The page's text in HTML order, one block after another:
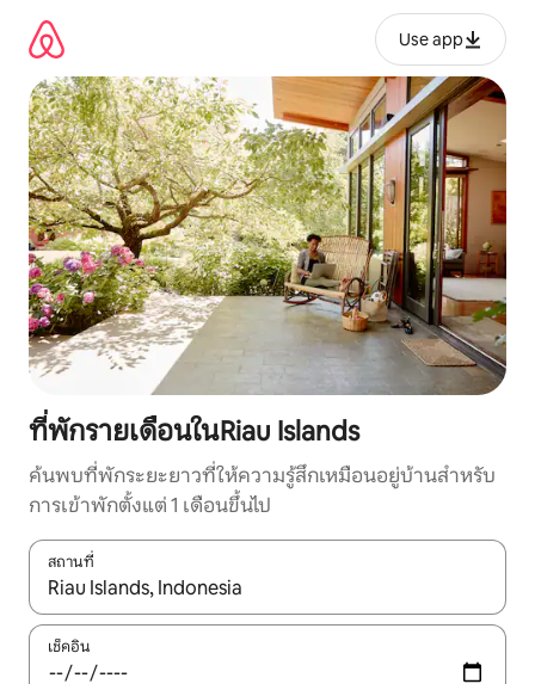
เนื้อหา
Use app
ที่พักรายเดือนในRiau Islands
ค้นพบที่พักระยะยาวที่ให้ความรู้สึกเหมือนอยู่บ้านสำหรับ
การเข้าพักตั้งแต่ 1 เดือนขึ้นไป
สถานที่
ใช้ลูกศรขึ้นลง หรือใช้การสัมผัสหรือปัด เพื่อสำรวจผลการค้นหา
เช็คอิน